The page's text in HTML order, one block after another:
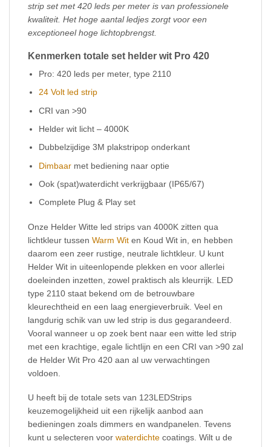
strip set met 420 leds per meter is van professionele
kwaliteit. Het hoge aantal ledjes zorgt voor een
exceptioneel hoge lichtopbrengst.
Kenmerken totale set helder wit Pro 420
Pro: 420 leds per meter, type 2110
24 Volt led strip
CRI van >90
Helder wit licht – 4000K
Dubbelzijdige 3M plakstripop onderkant
Dimbaar met bediening naar optie
Ook (spat)waterdicht verkrijgbaar (IP65/67)
Complete Plug & Play set
Onze Helder Witte led strips van 4000K zitten qua
lichtkleur tussen Warm Wit en Koud Wit in, en hebben
daarom een zeer rustige, neutrale lichtkleur. U kunt
Helder Wit in uiteenlopende plekken en voor allerlei
doeleinden inzetten, zowel praktisch als kleurrijk. LED
type 2110 staat bekend om de betrouwbare
kleurechtheid en een laag energieverbruik. Veel en
langdurig schik van uw led strip is dus gegarandeerd.
Vooral wanneer u op zoek bent naar een witte led strip
met een krachtige, egale lichtlijn en een CRI van >90 zal
de Helder Wit Pro 420 aan al uw verwachtingen
voldoen.
U heeft bij de totale sets van 123LEDStrips
keuzemogelijkheid uit een rijkelijk aanbod aan
bedieningen zoals dimmers en wandpanelen. Tevens
kunt u selecteren voor waterdichte coatings. Wilt u de